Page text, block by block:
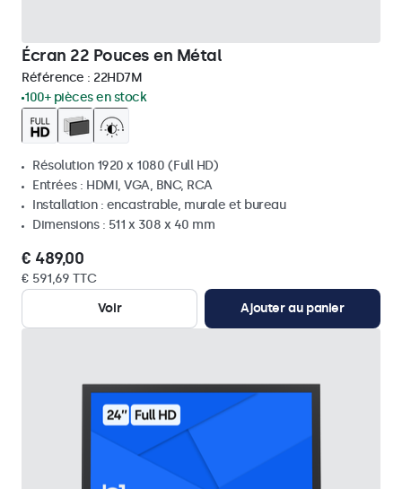
Écran 22 Pouces en Métal
Référence : 22HD7M
100+ pièces en stock
Résolution 1920 x 1080 (Full HD)
Entrées : HDMI, VGA, BNC, RCA
Installation : encastrable, murale et bureau
Dimensions : 511 x 308 x 40 mm
€ 489,00
€ 591,69 TTC
Voir
Ajouter au panier